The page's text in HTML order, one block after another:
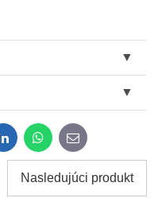
LinkedInWhatsApp
E-
mail
Nasledujúci produkt